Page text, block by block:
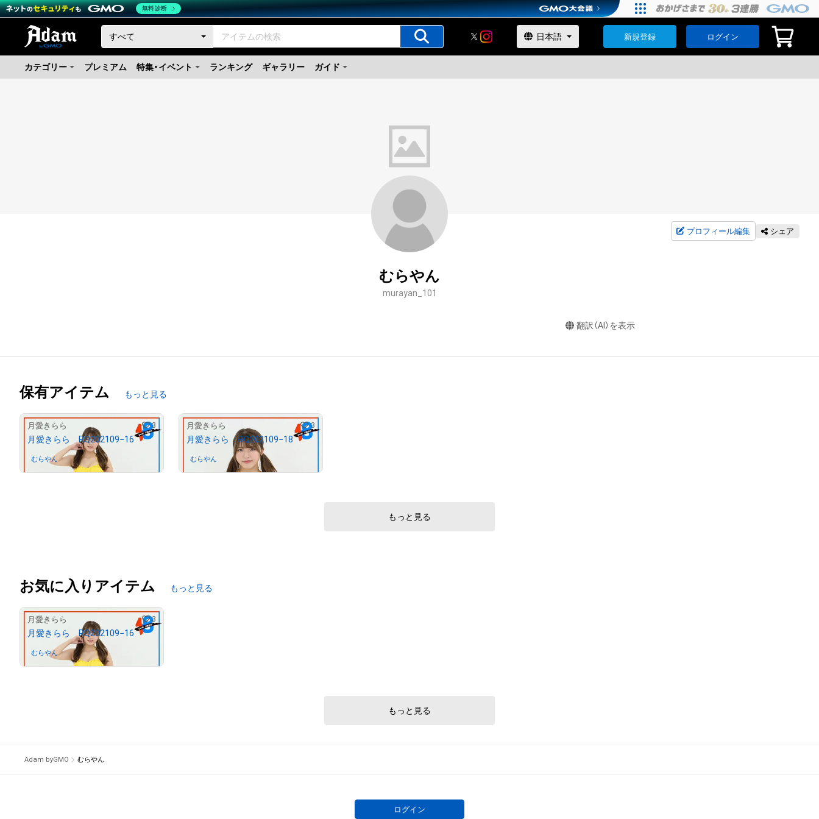
新規登録 ログイン
カテゴリー プレミアム 特集・イベント ランキング ギャラリー ガイド
プロフィール編集 シェア
むらやん
murayan_101
翻訳（AI）を表示
保有アイテム もっと見る
月愛きらら 3
月愛きらら RQ202109−16
むらやんさんが保有中
月愛きらら 3
月愛きらら RQ202109−18
むらやん さんが保有中
もっと見る
お気に入りアイテム もっと見る
月愛きらら 3
月愛きらら RQ202109−16
むらやんさんが保有中
もっと見る
Adam byGMO むらやん
ログイン
無料診断